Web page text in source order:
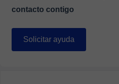
contacto contigo
Solicitar ayuda